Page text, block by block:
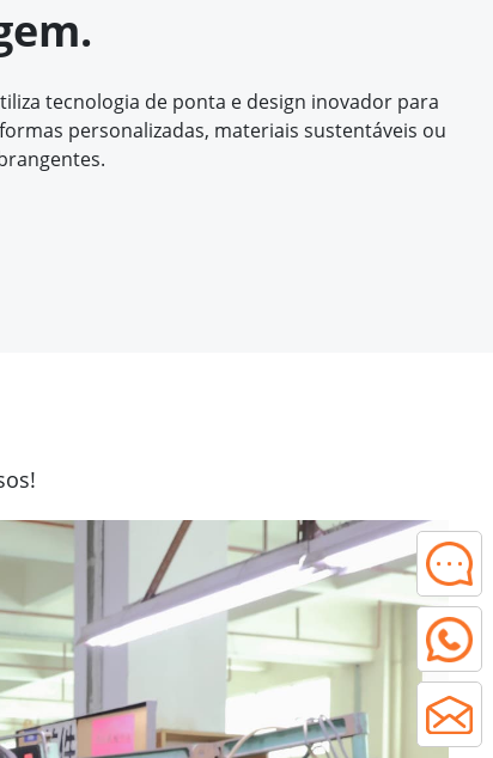
tecnologia de ponta e design inovador para
personalizadas, materiais sustentáveis ou